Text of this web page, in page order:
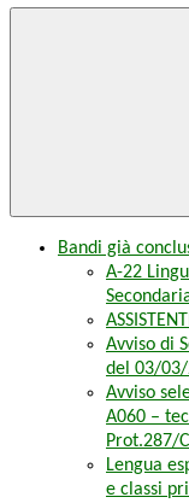
Bandi già
A-22
Avviso di
del 03/
Avviso
A060 –
Prot.287/
Lengua
e classi